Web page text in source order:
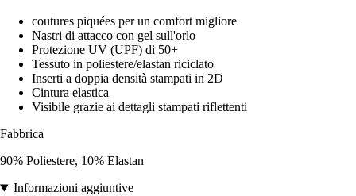
coutures piquées per un comfort migliore
Nastri di attacco con gel sull'orlo
Protezione UV (UPF) di 50+
Tessuto in poliestere/elastan riciclato
Inserti a doppia densità stampati in 2D
Cintura elastica
Visibile grazie ai dettagli stampati riflettenti
Fabbrica
90% Poliestere, 10% Elastan
Informazioni aggiuntive